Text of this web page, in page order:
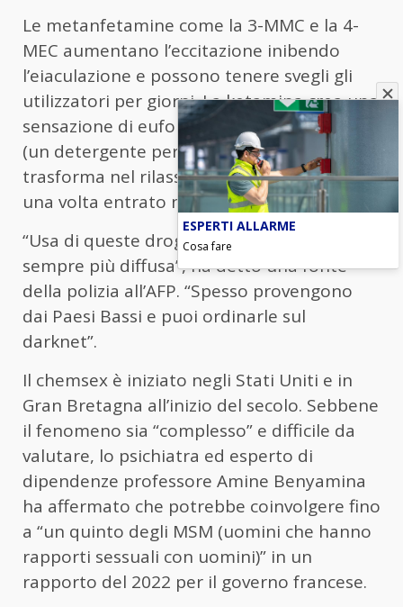
Le metanfetamine come la 3-MMC e la 4-
MEC aumentano l’eccitazione inibendo
l’eiaculazione e possono tenere svegli gli
utilizzatori per giorni. La ketamina crea una
sensazione di euforia e il GBL o “nitro blu”
(un detergente per auto da banco) si
trasforma nel rilassante e disinibitore GHB
una volta entrato nel corpo.
“Usa di queste droghe sta diventando
sempre più diffusa”, ha detto una fonte
della polizia all’AFP. “Spesso provengono
dai Paesi Bassi e puoi ordinarle sul
darknet”.
Il chemsex è iniziato negli Stati Uniti e in
Gran Bretagna all’inizio del secolo. Sebbene
il fenomeno sia “complesso” e difficile da
valutare, lo psichiatra ed esperto di
dipendenze professore Amine Benyamina
ha affermato che potrebbe coinvolgere fino
a “un quinto degli MSM (uomini che hanno
rapporti sessuali con uomini)” in un
rapporto del 2022 per il governo francese.
ESPERTI ALLARME
Cosa fare